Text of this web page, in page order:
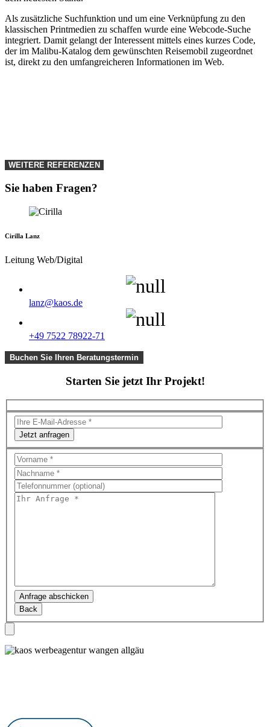
Als zusätzliche Suchfunktion und um eine Verknüpfung zu den
klassischen Printmedien zu schaffen wurde eine Webcode-Suche
integriert. Damit gelangt der Interessent mittels eines kurzes Code,
der im Malibu-Katalog dem gewünschten Reisemobil zugeordnet
ist, direkt zu den umfangreicheren Informationen im Web.
WEITERE REFERENZEN
Sie haben Fragen?
Cirilla Lanz
Leitung Web/Digital
lanz@kaos.de
+49 7522 78922-71
Buchen Sie Ihren Beratungstermin
Starten Sie jetzt Ihr Projekt!
Jetzt anfragen
Bitte
lasse
dieses
Feld
Bitte
lasse
dieses